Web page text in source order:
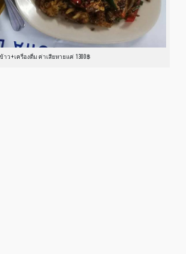
าว+เครื่องดื่ม ค่าเสียหายแค่ 1300฿